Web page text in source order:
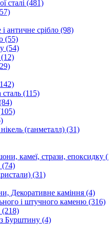
сталі (481)
античне срібло (98)
(55)
(54)
(12)
сталь (115)
(ганметалл) (31)
камеї, стрази, епоксидку
(74)
(31)
Декоративне каміння (4)
і штучного каменю (316)
(218)
Бурштину (4)